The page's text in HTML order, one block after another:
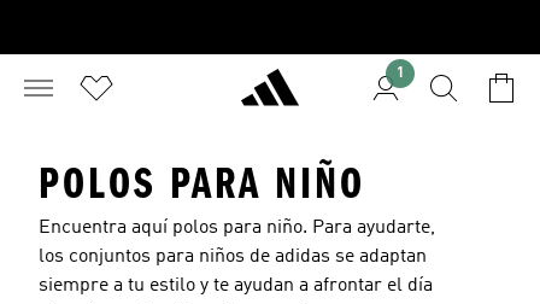
1
POLOS PARA NIÑO
Encuentra aquí polos para niño. Para ayudarte,
los conjuntos para niños de adidas se adaptan
siempre a tu estilo y te ayudan a afrontar el día